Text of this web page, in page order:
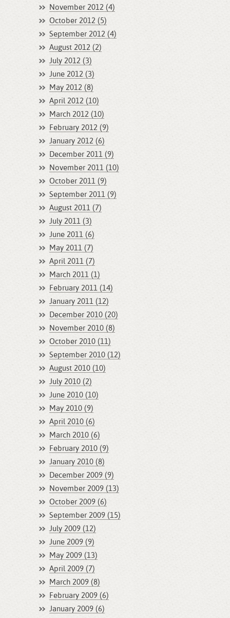
November 2012 (4)
October 2012 (5)
September 2012 (4)
August 2012 (2)
July 2012 (3)
June 2012 (3)
May 2012 (8)
April 2012 (10)
March 2012 (10)
February 2012 (9)
January 2012 (6)
December 2011 (9)
November 2011 (10)
October 2011 (9)
September 2011 (9)
August 2011 (7)
July 2011 (3)
June 2011 (6)
May 2011 (7)
April 2011 (7)
March 2011 (1)
February 2011 (14)
January 2011 (12)
December 2010 (20)
November 2010 (8)
October 2010 (11)
September 2010 (12)
August 2010 (10)
July 2010 (2)
June 2010 (10)
May 2010 (9)
April 2010 (6)
March 2010 (6)
February 2010 (9)
January 2010 (8)
December 2009 (9)
November 2009 (13)
October 2009 (6)
September 2009 (15)
July 2009 (12)
June 2009 (9)
May 2009 (13)
April 2009 (7)
March 2009 (8)
February 2009 (6)
January 2009 (6)